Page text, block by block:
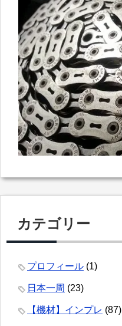
カテゴリー
プロフィール (1)
日本一周 (23)
【機材】インプレ (87)